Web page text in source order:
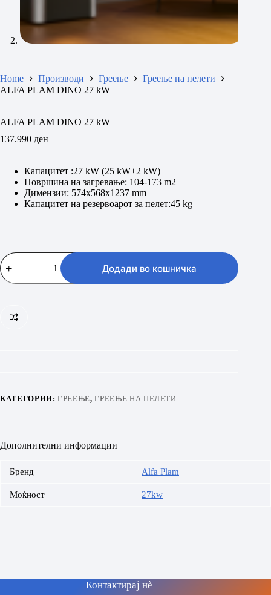
Home Производи Греење
Греење на пелети
ALFA PLAM DINO 27 kW
ALFA PLAM DINO 27 kW
137.990 ден
Капацитет :27 kW (25 kW+2 kW)
Површина на загревање: 104-173 m2
Димензии: 574x568x1237 mm
Капацитет на резервоарот за пелет:45 kg
ALFA
PLAM
DINO
Додади во кошничка
КАТЕГОРИИ:ГРЕЕЊЕ,ГРЕЕЊЕ НА ПЕЛЕТИ
Дополнителни информации
Бренд Alfa Plam
Моќност 27kw
Контактирај нè